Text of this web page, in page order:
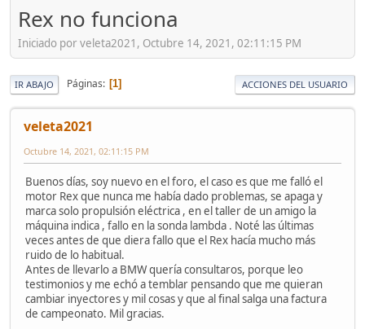
Rex no funciona
Iniciado por veleta2021, Octubre 14, 2021, 02:11:15 PM
IR ABAJO Páginas 1 ACCIONES DEL USUARIO
veleta2021
Octubre 14, 2021, 02:11:15 PM
Buenos días, soy nuevo en el foro, el caso es que me falló el
motor Rex que nunca me había dado problemas, se apaga y
marca solo propulsión eléctrica , en el taller de un amigo la
máquina indica , fallo en la sonda lambda . Noté las últimas
veces antes de que diera fallo que el Rex hacía mucho más
ruido de lo habitual.
Antes de llevarlo a BMW quería consultaros, porque leo
testimonios y me echó a temblar pensando que me quieran
cambiar inyectores y mil cosas y que al final salga una factura
de campeonato. Mil gracias.